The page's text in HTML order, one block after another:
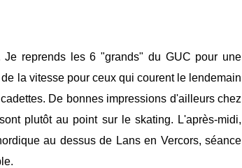
Je reprends les 6 "grands" du GUC pour une
la vitesse pour ceux qui courent le lendemain
De bonnes impressions d'ailleurs chez
plutôt au point sur le skating. L'après-midi,
au dessus de Lans en Vercors, séance